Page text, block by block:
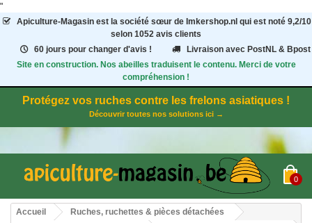
"
Apiculture-Magasinest la société sœur de Imkershop.nl qui est noté 9,2/10
selon 1052 avis clients
60 jours pour changer d'avis !
Livraison avec PostNL & Bpost
Site en construction. Nos abeilles traduisent le contenu. Merci de votre
compréhension !
Protégez vos ruches contre les frelons asiatiques !
Découvrir toutes nos solutions ici →
0
Accueil
Ruches, ruchettes & pièces détachées